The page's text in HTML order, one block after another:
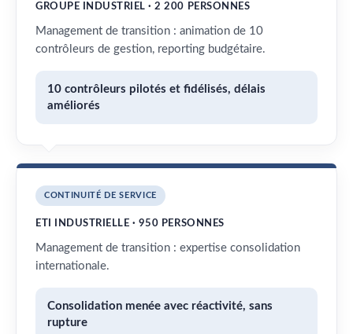
GROUPE INDUSTRIEL · 2 200 PERSONNES
Management de transition : animation de 10
contrôleurs de gestion, reporting budgétaire.
10 contrôleurs pilotés et fidélisés, délais
améliorés
CONTINUITÉ DE SERVICE
ETI INDUSTRIELLE · 950 PERSONNES
Management de transition : expertise consolidation
internationale.
Consolidation menée avec réactivité, sans
rupture